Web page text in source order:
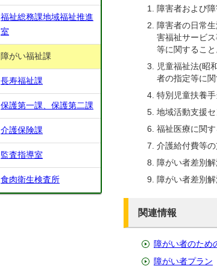
障害者および
障害者の日常
害福祉サービ
等に関すること
児童福祉法(昭
者の指定等に関
特別児童扶養
地域活動支援セ
福祉医療に関
介護給付費等
障がい者差別
障がい者差別
関連情報
障がい者のため
障がい者プラン
福祉総務課地域福祉推進
室
障がい福祉課
長寿福祉課
保護第一課、保護第二課
介護保険課
監査指導室
食肉衛生検査所